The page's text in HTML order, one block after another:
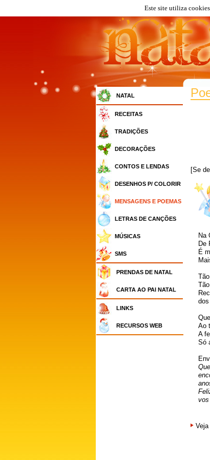
Este site utiliza
NATAL
RECEITAS
TRADIÇÕES
DECORAÇÕES
CONTOS E LENDAS
DESENHOS P/ COLORIR
MENSAGENS E POEMAS
LETRAS DE CANÇÕES
MÚSICAS
SMS
PRENDAS DE NATAL
CARTA AO PAI NATAL
LINKS
RECURSOS WEB
[Se
Na
De
É
Ao
A
Só
vos